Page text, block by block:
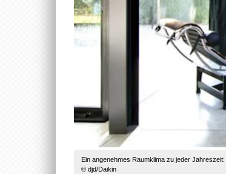
Ein angenehmes Raumklima zu jeder
© djd/Daikin